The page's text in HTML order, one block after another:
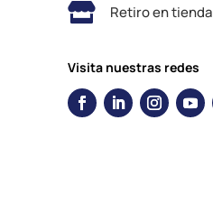
 Retiro en tienda
Visita nuestras redes